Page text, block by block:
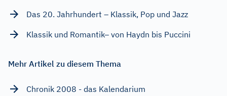
Das 20. Jahrhundert – Klassik, Pop und Jazz
Klassik und Romantik– von Haydn bis Puccini
Mehr Artikel zu diesem Thema
Chronik 2008 - das Kalendarium